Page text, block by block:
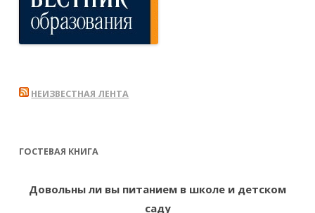
НЕИЗВЕСТНАЯ ЛЕНТА
ГОСТЕВАЯ КНИГА
Довольны ли вы питанием в школе и детском
саду